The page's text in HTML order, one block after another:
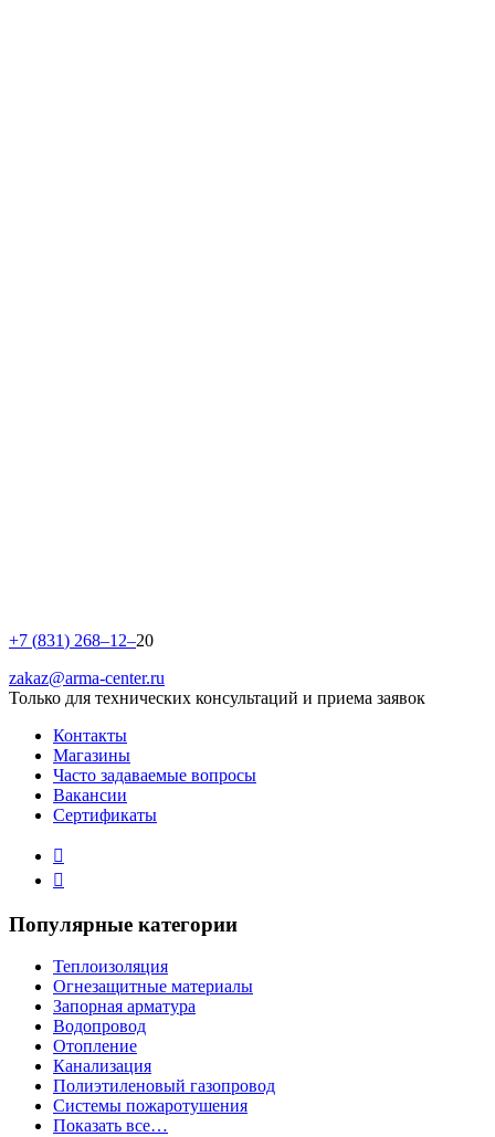
+7 (831) 268–1 2–20
zakaz@arma-center.ru
Только для технических консультаций и приема заявок
Контакты
Магазины
Часто задаваемые вопросы
Вакансии
Сертификаты
Популярные категории
Теплоизоляция
Огнезащитные материалы
Запорная арматура
Водопровод
Отопление
Канализация
Полиэтиленовый газопровод
Системы пожаротушения
Показать все…